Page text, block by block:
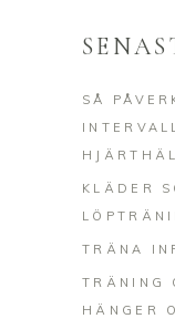
SÅ
KLÄDER
TRÄNA
TRÄNING
HÄNGER